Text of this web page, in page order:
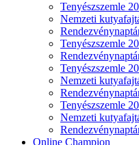
Tenyészszemle
Nemzeti
Tenyészszemle
Tenyészszemle
Nemzeti
Tenyészszemle
Nemzeti
Online Champion